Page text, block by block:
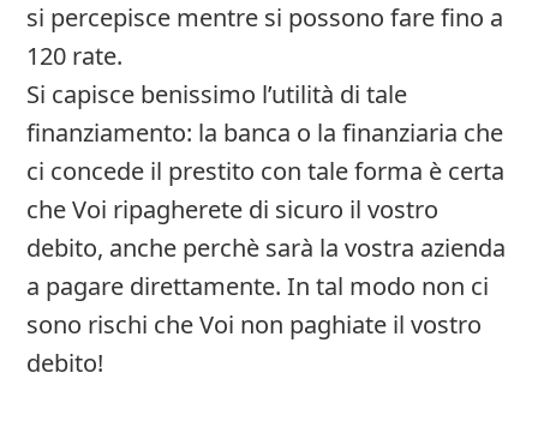
si percepisce mentre si possono fare fino a
120 rate.
Si capisce benissimo l’utilità di tale
finanziamento: la banca o la finanziaria che
ci concede il prestito con tale forma è certa
che Voi ripagherete di sicuro il vostro
debito, anche perchè sarà la vostra azienda
a pagare direttamente. In tal modo non ci
sono rischi che Voi non paghiate il vostro
debito!